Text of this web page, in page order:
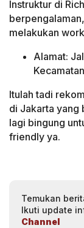
Instruktur di
melakukan
Alamat:
Itulah tadi
di Jakarta yang
lagi bingung
friendly ya.
Temukan
Ikuti update
Channel